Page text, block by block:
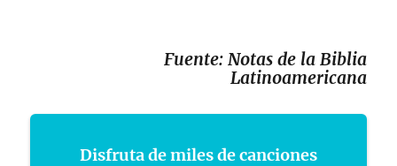
Fuente: Notas de la Biblia
Latinoamericana
Disfruta de miles de canciones